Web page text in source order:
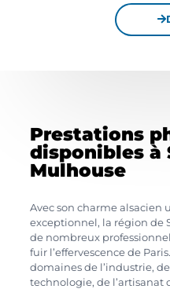
Prestations
disponibles à
Mulhouse
Avec son charme alsacien
exceptionnel, la région de
de nombreux
fuir l’effervescence de
domaines de l’industrie,
technologie, de l’artisanat